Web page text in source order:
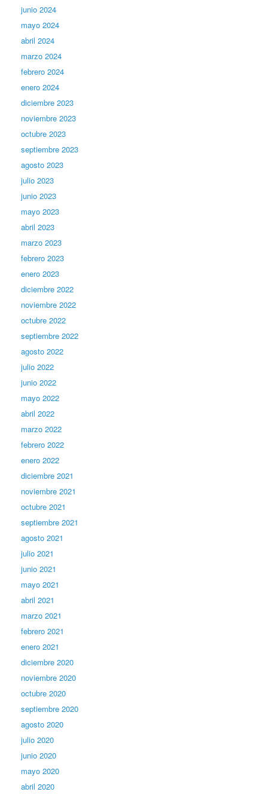
junio 2024
mayo 2024
abril 2024
marzo 2024
febrero 2024
enero 2024
diciembre 2023
noviembre 2023
octubre 2023
septiembre 2023
agosto 2023
julio 2023
junio 2023
mayo 2023
abril 2023
marzo 2023
febrero 2023
enero 2023
diciembre 2022
noviembre 2022
octubre 2022
septiembre 2022
agosto 2022
julio 2022
junio 2022
mayo 2022
abril 2022
marzo 2022
febrero 2022
enero 2022
diciembre 2021
noviembre 2021
octubre 2021
septiembre 2021
agosto 2021
julio 2021
junio 2021
mayo 2021
abril 2021
marzo 2021
febrero 2021
enero 2021
diciembre 2020
noviembre 2020
octubre 2020
septiembre 2020
agosto 2020
julio 2020
junio 2020
mayo 2020
abril 2020